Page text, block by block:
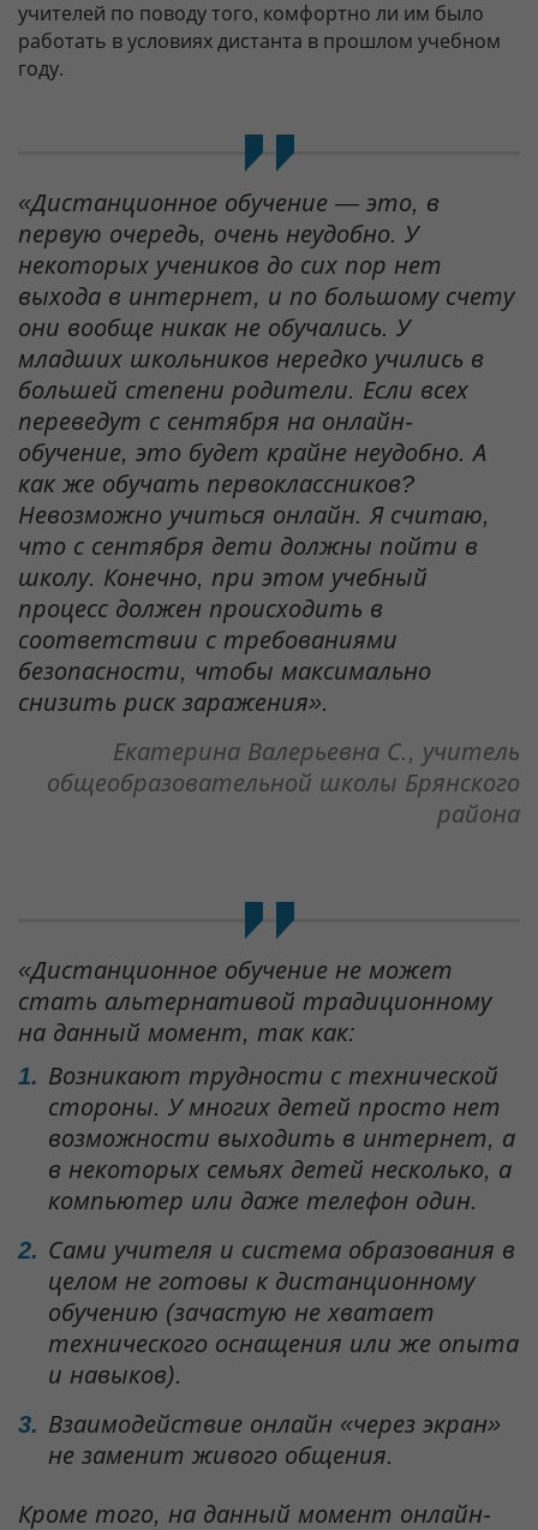
учителей по поводу того, комфортно ли им было
работать в условиях дистанта в прошлом учебном
году.
«Дистанционное обучение — это, в
первую очередь, очень неудобно. У
некоторых учеников до сих пор нет
выхода в интернет, и по большому счету
они вообще никак не обучались. У
младших школьников нередко учились в
большей степени родители. Если всех
переведут с сентября на онлайн-
обучение, это будет крайне неудобно. А
как же обучать первоклассников?
Невозможно учиться онлайн. Я считаю,
что с сентября дети должны пойти в
школу. Конечно, при этом учебный
процесс должен происходить в
соответствии с требованиями
безопасности, чтобы максимально
снизить риск заражения».
Екатерина Валерьевна С., учитель
общеобразовательной школы Брянского
района
«Дистанционное обучение не может
стать альтернативой традиционному
на данный момент, так как:
Возникают трудности с технической
стороны. У многих детей просто нет
возможности выходить в интернет, а
в некоторых семьях детей несколько, а
компьютер или даже телефон один.
Сами учителя и система образования в
целом не готовы к дистанционному
обучению (зачастую не хватает
технического оснащения или же опыта
и навыков).
Взаимодействие онлайн «через экран»
не заменит живого общения.
Кроме того, на данный момент онлайн-